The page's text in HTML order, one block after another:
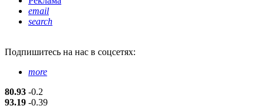
email
search
Подпишитесь на нас в соцсетях:
more
80.93 -0.2
93.19 -0.39